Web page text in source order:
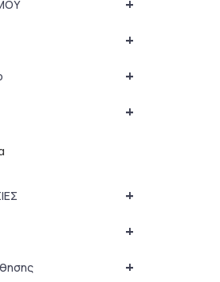
+
+
+
+
+
+
+